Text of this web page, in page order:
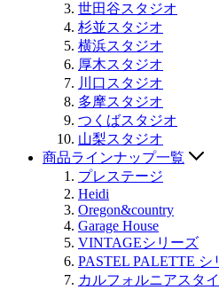
世田谷スタジオ
杉並スタジオ
横浜スタジオ
厚木スタジオ
川口スタジオ
多摩スタジオ
つくばスタジオ
山梨スタジオ
商品ラインナップ一覧
プレステージ
Heidi
Oregon&country
Garage House
VINTAGEシリーズ
PASTEL PALETTE シ
カルフォルニアスタ